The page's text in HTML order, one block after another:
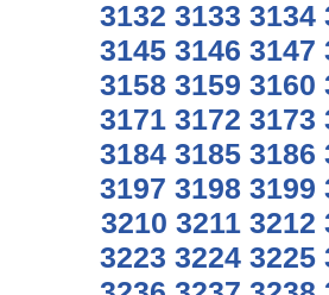
3132 3133 3134
3145 3146 3147
3158 3159 3160
3171 3172 3173
3184 3185 3186
3197 3198 3199
3210 3211 3212
3223 3224 3225